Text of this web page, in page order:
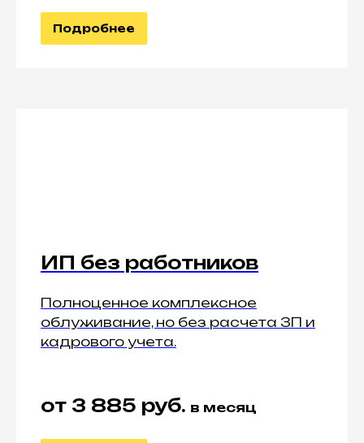
Подробнее
ИП без работников
Полноценное комплексное
облуживание, но без расчета ЗП и
кадрового учета.
от 3 885 руб. в месяц